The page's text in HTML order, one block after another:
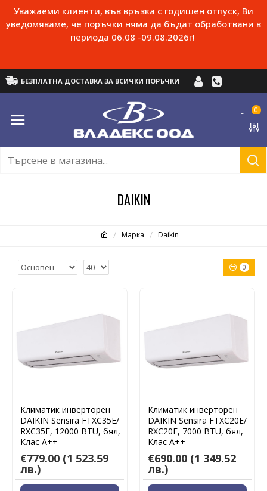
Уважаеми клиенти, във връзка с годишен отпуск, Ви
уведомяваме, че поръчки няма да бъдат обработвани в
периода 06.08 -09.08.2026г!
БЕЗПЛАТНА ДОСТАВКА ЗА ВСИЧКИ ПОРЪЧКИ
0
Марка Daikin
DAIKIN
0
Климатик инверторен
DAIKIN Sensira FTXC35E/
RXC35E, 12000 BTU, бял,
Клас А++
€779.00 (1 523.59
лв.)
Климатик инверторен
DAIKIN Sensira FTXC20E/
RXC20E, 7000 BTU, бял,
Клас А++
€690.00 (1 349.52
лв.)